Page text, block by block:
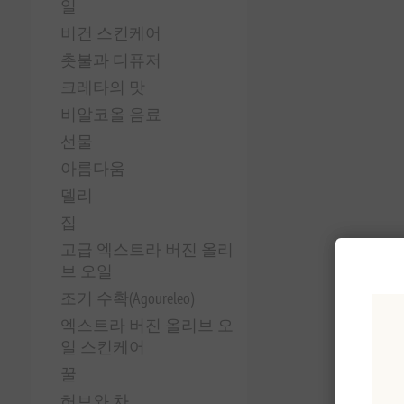
일
비건 스킨케어
촛불과 디퓨저
크레타의 맛
비알코올 음료
선물
아름다움
델리
집
고급 엑스트라 버진 올리
브 오일
조기 수확(Agoureleo)
엑스트라 버진 올리브 오
일 스킨케어
꿀